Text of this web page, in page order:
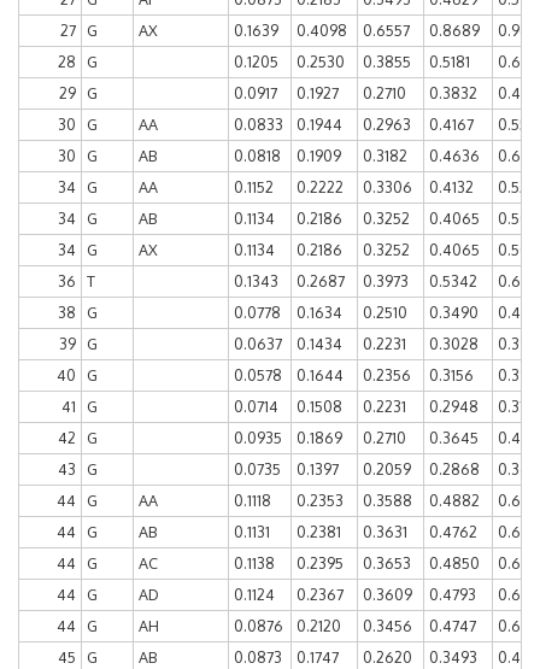
27
G AX 0.1639 0.4098 0.6557 0.8689
28
G 0.1205 0.2530 0.3855 0.5181
29
G 0.0917 0.1927 0.2710 0.3832
30
G AA 0.0833 0.1944 0.2963 0.4167
30
G AB 0.0818 0.1909 0.3182 0.4636
34
G AA 0.1152 0.2222 0.3306 0.4132
34
G AB 0.1134 0.2186 0.3252 0.4065
34
G AX 0.1134 0.2186 0.3252 0.4065
36
T 0.1343 0.2687 0.3973 0.5342
0.6712
38
G 0.0778 0.1634 0.2510 0.3490
39
G 0.0637 0.1434 0.2231 0.3028
40
G 0.0578 0.1644 0.2356 0.3156
41
G 0.0714 0.1508 0.2231 0.2948
42
G 0.0935 0.1869 0.2710 0.3645
43
G 0.0735 0.1397 0.2059 0.2868
44
G AA 0.1118 0.2353 0.3588 0.4882
44
G AB 0.1131 0.2381 0.3631 0.4762
44
G AC 0.1138 0.2395 0.3653 0.4850
44
G AD 0.1124 0.2367 0.3609 0.4793
44
G AH 0.0876 0.2120 0.3456 0.4747
45
G AB 0.0873 0.1747 0.2620 0.3493